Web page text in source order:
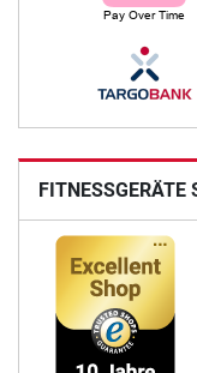
FITNESSGERÄTE